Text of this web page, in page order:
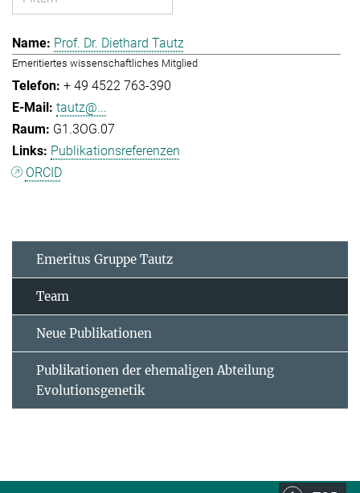
Prof. Dr. Diethard Tautz
Emeritiertes wissenschaftliches Mitglied
+ 49 4522 763-390
tautz@...
G1.3OG.07
Publikationsreferenzen
ORCID
Emeritus Gruppe Tautz
Team
Neue Publikationen
Publikationen der ehemaligen Abteilung
Evolutionsgenetik